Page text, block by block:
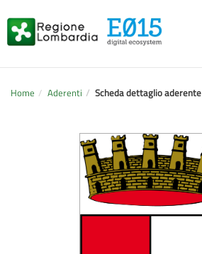
Home Aderenti Scheda dettaglio aderente